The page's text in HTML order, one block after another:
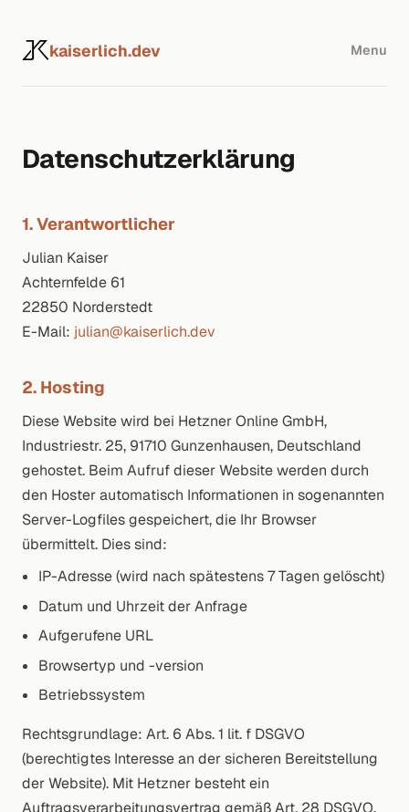
kaiserlich.dev Menu
Datenschutzerklärung
1. Verantwortlicher
Julian Kaiser
Achternfelde 61
22850 Norderstedt
E-Mail: julian@kaiserlich.dev
2. Hosting
Diese Website wird bei Hetzner Online GmbH,
Industriestr. 25, 91710 Gunzenhausen, Deutschland
gehostet. Beim Aufruf dieser Website werden durch
den Hoster automatisch Informationen in sogenannten
Server-Logfiles gespeichert, die Ihr Browser
übermittelt. Dies sind:
IP-Adresse (wird nach spätestens 7 Tagen gelöscht)
Datum und Uhrzeit der Anfrage
Aufgerufene URL
Browsertyp und -version
Betriebssystem
Rechtsgrundlage: Art. 6 Abs. 1 lit. f DSGVO
(berechtigtes Interesse an der sicheren Bereitstellung
der Website). Mit Hetzner besteht ein